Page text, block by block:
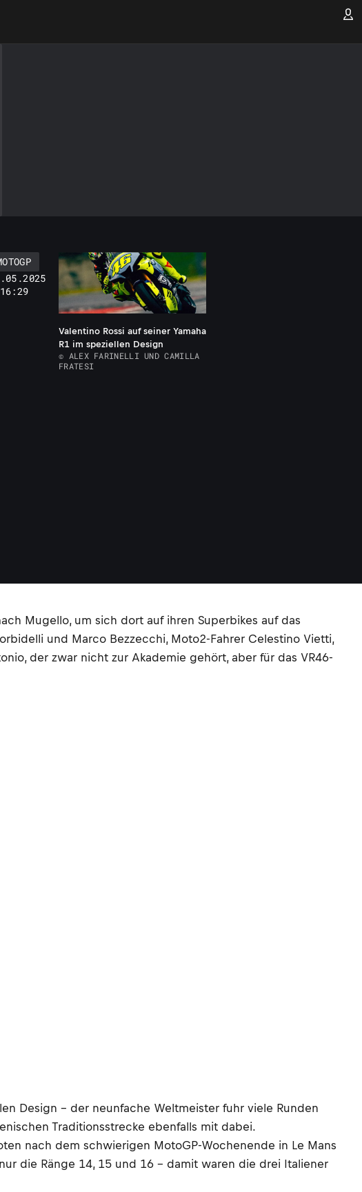
Valentino Rossi auf seiner Yamaha
R1 im speziellen Design
© ALEX FARINELLI UND CAMILLA
FRATESI
Mugello, um sich dort auf ihren Superbikes auf das
und Marco Bezzecchi, Moto2-Fahrer Celestino Vietti,
der zwar nicht zur Akademie gehört, aber für das VR46-
Design – der neunfache Weltmeister fuhr viele Runden
Traditionsstrecke ebenfalls mit dabei.
nach dem schwierigen MotoGP-Wochenende in Le Mans
die Ränge 14, 15 und 16 – damit waren die drei Italiener